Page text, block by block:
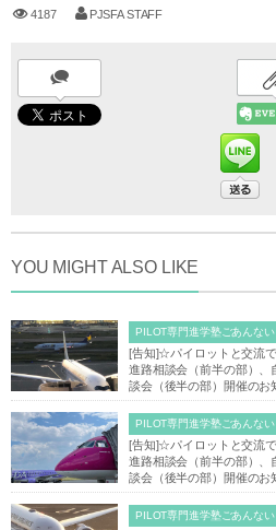
4187 PJSFA STAFF
YOU MIGHT ALSO LIKE
PILOT専門進学塾ごあんない
[告知]☆パイロットと交流
進路相談会（前半の部）、
談会（後半の部）開催のお
PILOT専門進学塾ごあんない
[告知]☆パイロットと交流
進路相談会（前半の部）、
談会（後半の部）開催のお
PILOT専門進学塾ごあんない